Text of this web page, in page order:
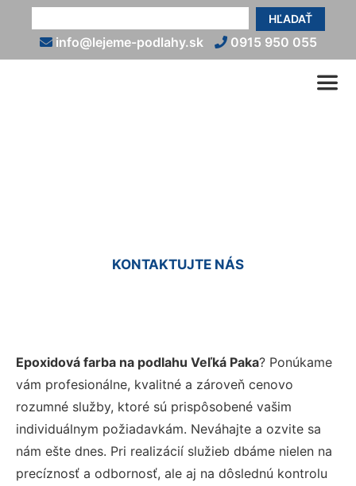
HĽADAŤ
info@lejeme-podlahy.sk 0915 950 055
KONTAKTUJTE NÁS
Epoxidová farba na podlahu Veľká Paka? Ponúkame
vám profesionálne, kvalitné a zároveň cenovo
rozumné služby, ktoré sú prispôsobené vašim
individuálnym požiadavkám. Neváhajte a ozvite sa
nám ešte dnes. Pri realizácií služieb dbáme nielen na
precíznosť a odbornosť, ale aj na dôslednú kontrolu